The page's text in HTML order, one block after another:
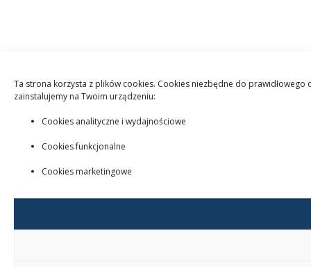
Ta strona korzysta z plików cookies. Cookies niezbędne do prawidłowego
zainstalujemy na Twoim urządzeniu:
Cookies analityczne i wydajnościowe
Cookies funkcjonalne
Cookies marketingowe